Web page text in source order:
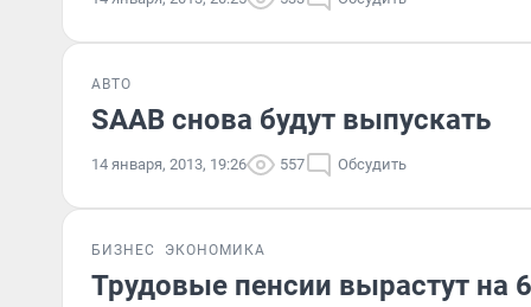
АВТО
SAAB снова будут выпускать
14 января, 2013, 19:26 557 Обсудить
БИЗНЕС ЭКОНОМИКА
Трудовые пенсии вырастут на